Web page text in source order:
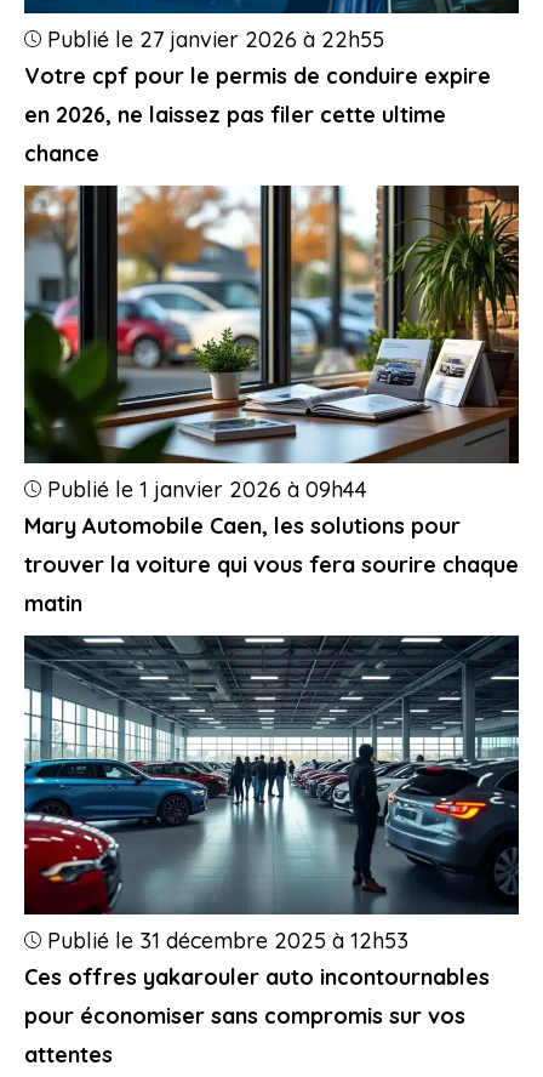
Votre cpf pour le permis de conduire expire
en 2026, ne laissez pas filer cette ultime
chance
Publié le 27 janvier 2026 à 22h55
Mary Automobile Caen, les solutions pour
trouver la voiture qui vous fera sourire chaque
matin
Publié le 1 janvier 2026 à 09h44
Ces offres yakarouler auto incontournables
pour économiser sans compromis sur vos
attentes
Publié le 31 décembre 2025 à 12h53